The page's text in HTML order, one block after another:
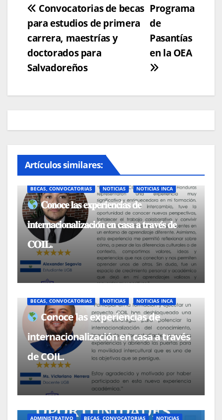
Navegación
de
entradas
Programa
de
Pasantías
en la OEA
Convocatorias de becas
para estudios de primera
carrera, maestrías y
doctorados para
Salvadoreños
Artículos similares:
BECAS, CONVOCATORIAS NOTICIAS NOTICIAS INCA
𝐂𝐨𝐧𝐨𝐜𝐞 𝐥𝐚𝐬 𝐞𝐱𝐩𝐞𝐫𝐢𝐞𝐧𝐜𝐢𝐚𝐬 𝐝𝐞
𝐢𝐧𝐭𝐞𝐫𝐧𝐚𝐜𝐢𝐨𝐧𝐚𝐥𝐢𝐳𝐚𝐜𝐢𝐨́𝐧 𝐞𝐧 𝐜𝐚𝐬𝐚 𝐚 𝐭𝐫𝐚𝐯𝐞́𝐬 𝐝𝐞
𝐂𝐎𝐈𝐋.
BECAS, CONVOCATORIAS NOTICIAS NOTICIAS INCA
Conoce las experiencias de
internacionalización en casa a través
de COIL.
ADMINISTRATIVO BECAS, CONVOCATORIAS NOTICIAS